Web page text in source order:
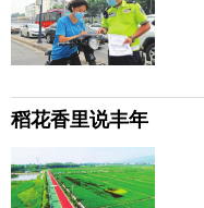
稻花香里说丰年